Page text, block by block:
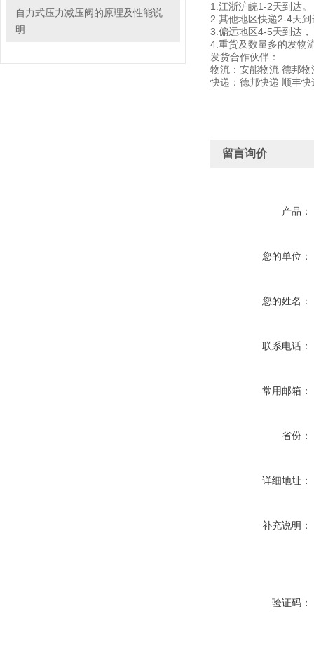
自力式压力减压阀的原理及性能说
明
1.江浙沪皖1-2天到达。
2.其他地区快递2-4天到
3.偏远地区4-5天到达
4.重货及数量多的发物
发货合作伙伴：
物流：安能物流 德邦
快递：德邦快递 顺丰
留言询价
产品：
您的单位：
您的姓名：
联系电话：
常用邮箱：
省份：
详细地址：
补充说明：
验证码：